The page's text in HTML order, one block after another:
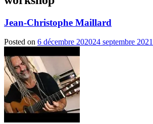
Jean-Christophe Maillard
Posted on 6 décembre 202024 septembre 2021